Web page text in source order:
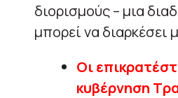
διορισμούς – μια
μπορεί να διαρκέσει
Οι
κυβέρνηση